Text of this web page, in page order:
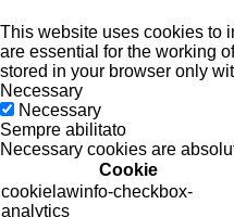
This website uses cookies to
are essential for the working
stored in your browser only
Necessary
Necessary
Sempre abilitato
Necessary cookies are
Cookie
cookielawinfo-checkbox-
analytics